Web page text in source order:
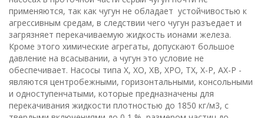
применяются, так как чугун не обладает устойчивостью к
агрессивным средам, в следствии чего чугун разъедает и
загрязняет перекачиваемую жидкость ионами железа.
Кроме этого химические агрегаты, допускают большое
давление на всасывании, а чугун это условие не
обеспечивает. Насосы типа Х, ХО, ХВ, ХРО, ТХ, Х-Р, АХ-Р -
являются центробежными, горизонтальными, консольными
и одноступенчатыми, которые предназначены для
перекачивания жидкости плотностью до 1850 кг/м3, с